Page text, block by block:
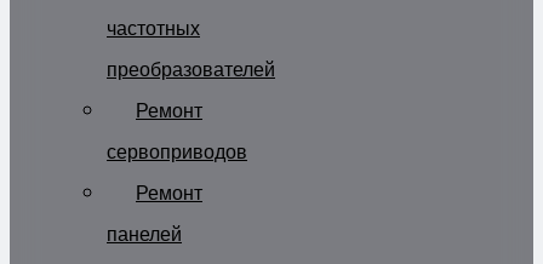
частотных
преобразователей
Ремонт
сервоприводов
Ремонт
панелей